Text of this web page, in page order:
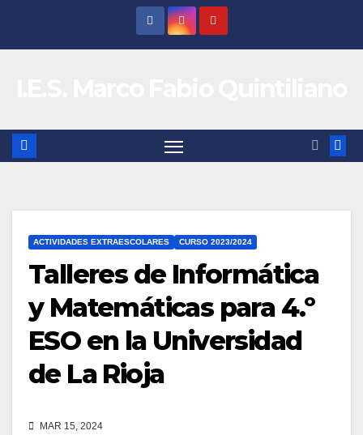
ACTIVIDADES EXTRAESCOLARES CURSO 2023/2024
Talleres de Informática
y Matemáticas para 4.º
ESO en la Universidad
de La Rioja
MAR 15, 2024